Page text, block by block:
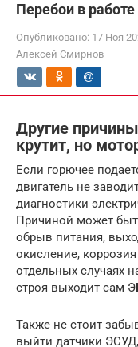
Перебои в работе
Опубликовано: 17 Ноя
Алексей Смирнов
Другие
крутит, но
Если горючее
двигатель не
диагностики
Причиной может
обрыв питания,
окисление,
отдельных случаях
строя выходит сам
Также не стоит
выйти датчики